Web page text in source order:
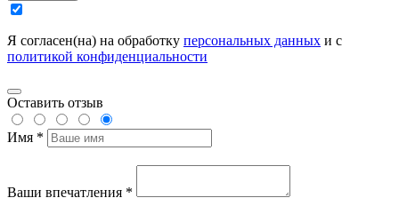
Я согласен(на) на обработку персональных данных и с
политикой конфиденциальности
Оставить отзыв
Имя *
Ваши впечатления *